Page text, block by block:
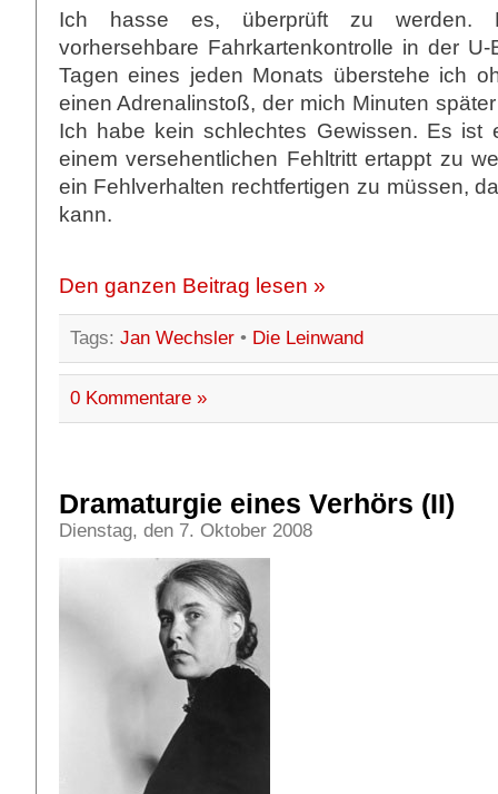
Ich hasse es, überprüft zu werden.
vorhersehbare Fahrkartenkontrolle in der
Tagen eines jeden Monats überstehe ich
einen Adrenalinstoß, der mich Minuten
Ich habe kein schlechtes Gewissen. Es ist
einem versehentlichen Fehltritt ertappt zu
ein Fehlverhalten rechtfertigen zu müssen,
kann.
Den ganzen Beitrag lesen »
Tags: Jan Wechsler• Die Leinwand
0 Kommentare »
Dramaturgie eines Verhörs (II)
Dienstag, den 7. Oktober 2008